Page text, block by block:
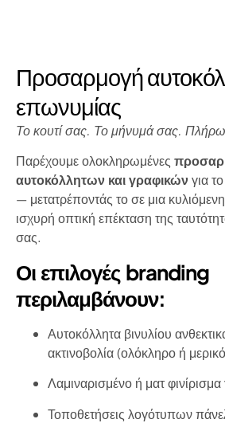
Προσαρμογή
επωνυμίας
Το κουτί σας. Το μήνυμά σας.
Παρέχουμε ολοκληρωμένες
αυτοκόλλητων και γραφικώνγια
— μετατρέποντάς το σε μια
ισχυρή οπτική επέκταση της
σας.
Οι επιλογές branding
περιλαμβάνουν:
Αυτοκόλλητα βινυλίου
ακτινοβολία (ολόκληρο ή
Λαμιναρισμένο ή ματ φινίρισμα
Τοποθετήσεις λογότυπων